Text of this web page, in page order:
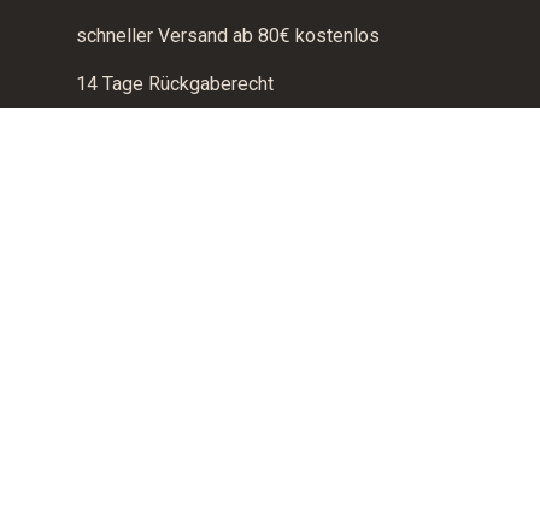
schneller Versand ab 80€ kostenlos
14 Tage Rückgaberecht